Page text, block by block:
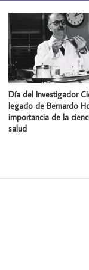
Día del Investigador
legado de Bernardo
importancia de la
salud